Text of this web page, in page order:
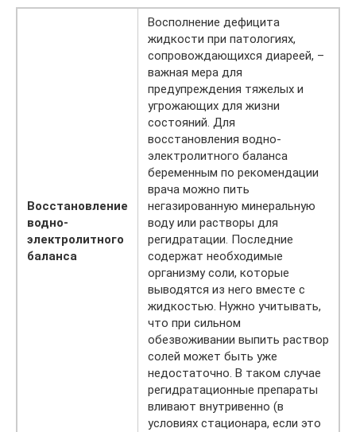
Восстановление
водно-
электролитного
баланса
Восполнение дефицита
жидкости при патологиях,
сопровождающихся диареей, –
важная мера для
предупреждения тяжелых и
угрожающих для жизни
состояний. Для
восстановления водно-
электролитного баланса
беременным по рекомендации
врача можно пить
негазированную минеральную
воду или растворы для
регидратации. Последние
содержат необходимые
организму соли, которые
выводятся из него вместе с
жидкостью. Нужно учитывать,
что при сильном
обезвоживании выпить раствор
солей может быть уже
недостаточно. В таком случае
регидратационные препараты
вливают внутривенно (в
условиях стационара, если это